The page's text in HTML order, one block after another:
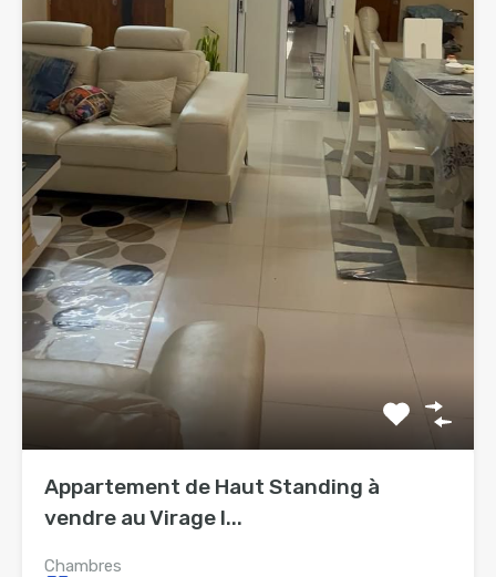
Appartement de Haut Standing à
vendre au Virage I...
Chambres